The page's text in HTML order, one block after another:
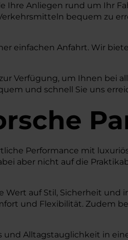
Ihre Anliegen rund um Ihr
bequem zu
einfachen Anfahrt. Wir
Verfügung, um Ihnen bei
und schnell Sie uns
Performance mit
aber nicht auf die
auf Stil, Sicherheit und
und Flexibilität. Zudem
und Alltagstauglichkeit in